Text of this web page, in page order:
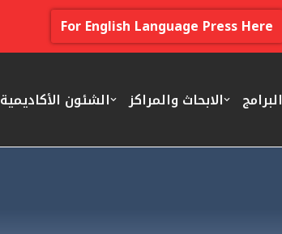
For English Language Press Here
البرامج الابحاث والمراكز الشئون الأكاديمية